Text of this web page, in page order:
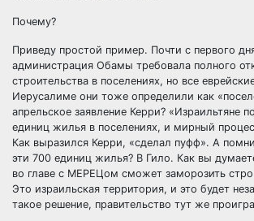
Почему?
Приведу простой пример. Почти с первого
администрация Обамы требовала полного
строительства в поселениях, но все
Иерусалиме они тоже определили как
апрельское заявление Керри? «Израильтяне
единиц жилья в поселениях, и мирный
Как выразился Керри, «сделал пуфф». А
эти 700 единиц жилья? В Гило. Как вы
во главе с МЕРЕЦом сможет заморозить
Это израильская территория, и это будет
такое решение, правительство тут же